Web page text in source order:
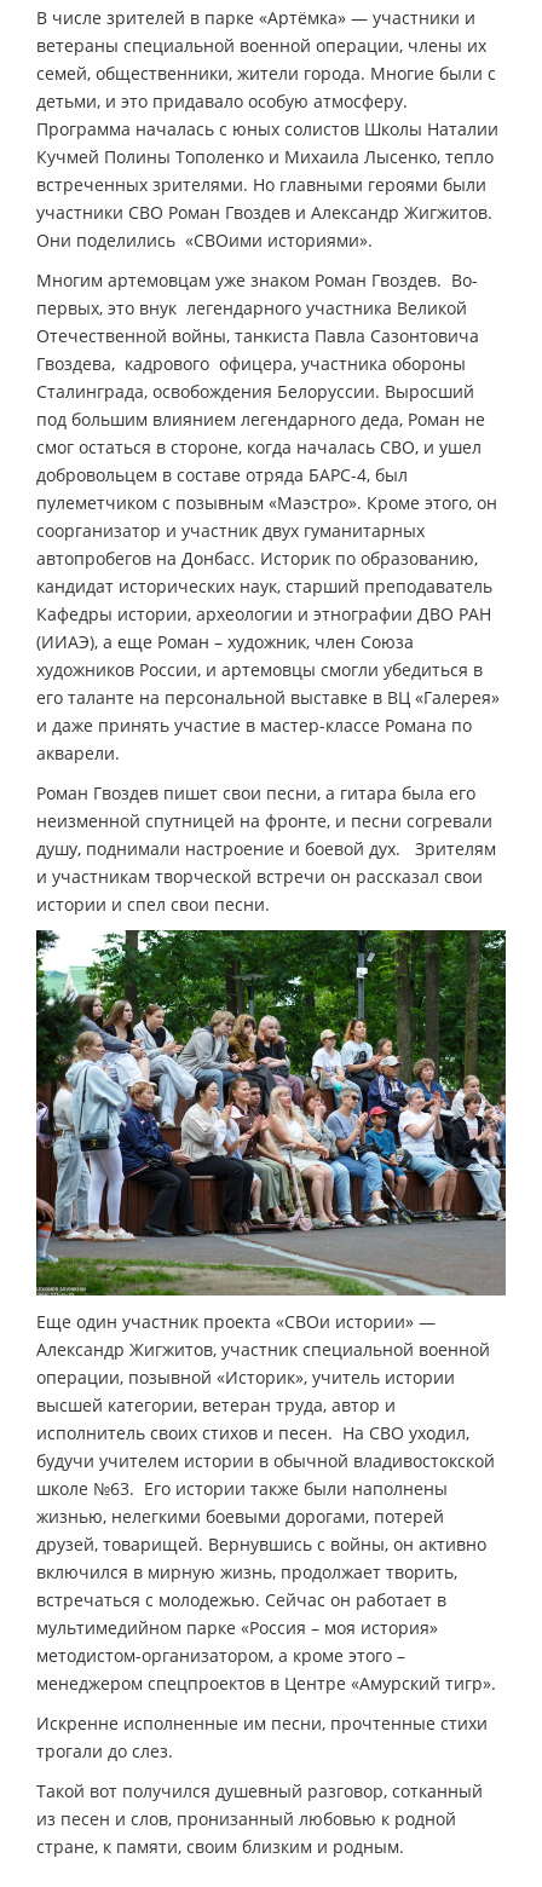
В числе зрителей в парке «Артёмка» — участники и
ветераны специальной военной операции, члены их
семей, общественники, жители города. Многие были с
детьми, и это придавало особую атмосферу.
Программа началась с юных солистов Школы Наталии
Кучмей Полины Тополенко и Михаила Лысенко, тепло
встреченных зрителями. Но главными героями были
участники СВО Роман Гвоздев и Александр Жигжитов.
Они поделились «СВОими историями».
Многим артемовцам уже знаком Роман Гвоздев. Во-
первых, это внук легендарного участника Великой
Отечественной войны, танкиста Павла Сазонтовича
Гвоздева, кадрового офицера, участника обороны
Сталинграда, освобождения Белоруссии. Выросший
под большим влиянием легендарного деда, Роман не
смог остаться в стороне, когда началась СВО, и ушел
добровольцем в составе отряда БАРС-4, был
пулеметчиком с позывным «Маэстро». Кроме этого, он
соорганизатор и участник двух гуманитарных
автопробегов на Донбасс. Историк по образованию,
кандидат исторических наук, старший преподаватель
Кафедры истории, археологии и этнографии ДВО РАН
(ИИАЭ), а еще Роман – художник, член Союза
художников России, и артемовцы смогли убедиться в
его таланте на персональной выставке в ВЦ «Галерея»
и даже принять участие в мастер-классе Романа по
акварели.
Роман Гвоздев пишет свои песни, а гитара была его
неизменной спутницей на фронте, и песни согревали
душу, поднимали настроение и боевой дух. Зрителям
и участникам творческой встречи он рассказал свои
истории и спел свои песни.
Еще один участник проекта «СВОи истории» —
Александр Жигжитов, участник специальной военной
операции, позывной «Историк», учитель истории
высшей категории, ветеран труда, автор и
исполнитель своих стихов и песен. На СВО уходил,
будучи учителем истории в обычной владивостокской
школе №63. Его истории также были наполнены
жизнью, нелегкими боевыми дорогами, потерей
друзей, товарищей. Вернувшись с войны, он активно
включился в мирную жизнь, продолжает творить,
встречаться с молодежью. Сейчас он работает в
мультимедийном парке «Россия – моя история»
методистом-организатором, а кроме этого –
менеджером спецпроектов в Центре «Амурский тигр».
Искренне исполненные им песни, прочтенные стихи
трогали до слез.
Такой вот получился душевный разговор, сотканный
из песен и слов, пронизанный любовью к родной
стране, к памяти, своим близким и родным.